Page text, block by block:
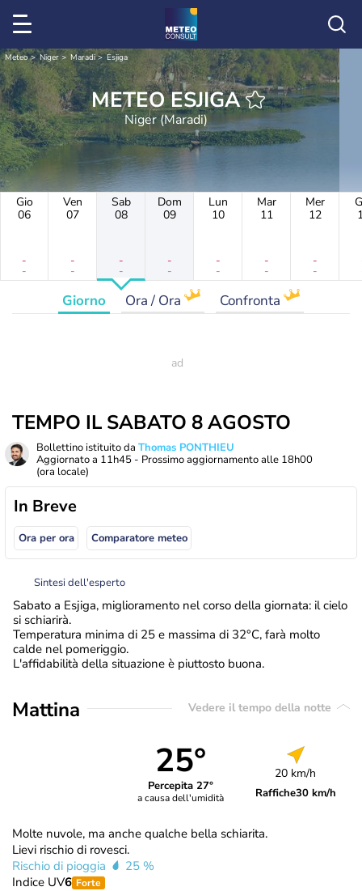
Meteo Niger Maradi Esjiga
METEO ESJIGA
Niger (Maradi)
Gio
06
-
-
Ven
07
-
-
Sab
08
-
-
Dom
09
-
-
Lun
10
-
-
Mar
11
-
-
Mer
12
-
-
Giorno Ora / Ora Confronta
TEMPO IL SABATO 8 AGOSTO
Bollettino istituito da Thomas PONTHIEU
Aggiornato a 11h45 - Prossimo aggiornamento alle 18h00
(ora locale)
In Breve
Ora per ora Comparatore meteo
Sintesi dell'esperto
Sabato a Esjiga, miglioramento nel corso della giornata: il cielo
si schiarirà.
Temperatura minima di 25 e massima di 32°C, farà molto
calde nel pomeriggio.
L'affidabilità della situazione è piuttosto buona.
Mattina Vedere il tempo della notte
25°
Percepita 27°
a causa dell'umidità
20 km/h
Raffiche30 km/h
Molte nuvole, ma anche qualche bella schiarita.
Lievi rischio di rovesci.
Rischio di pioggia
25 %
Indice UV6 Forte